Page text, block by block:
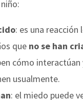
: es una reacción
que no se han
cómo interactúan
usualmente.
: el miedo puede